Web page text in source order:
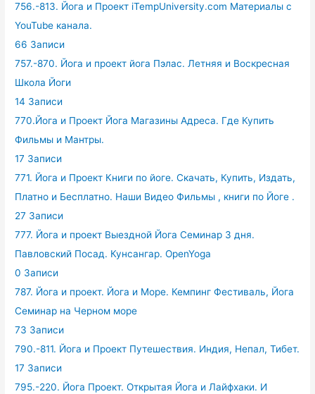
756.-813. Йога и Проект iTempUniversity.com Материалы с
YouTube канала.
66 Записи
757.-870. Йога и проект йога Пэлас. Летняя и Воскресная
Школа Йоги
14 Записи
770.Йога и Проект Йога Магазины Адреса. Где Купить
Фильмы и Мантры.
17 Записи
771. Йога и Проект Книги по йоге. Скачать, Купить, Издать,
Платно и Бесплатно. Наши Видео Фильмы , книги по Йоге .
27 Записи
777. Йога и проект Выездной Йога Семинар 3 дня.
Павловский Посад. Кунсангар. OpenYoga
0 Записи
787. Йога и проект. Йога и Море. Кемпинг Фестиваль, Йога
Семинар на Черном море
73 Записи
790.-811. Йога и Проект Путешествия. Индия, Непал, Тибет.
17 Записи
795.-220. Йога Проект. Открытая Йога и Лайфхаки. И